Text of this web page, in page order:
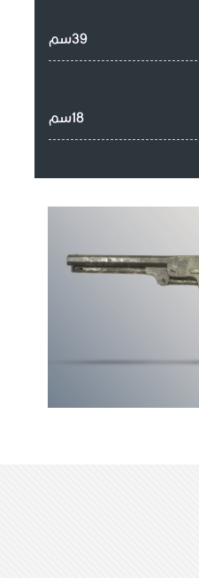
39سم
18سم
1سم
12سم